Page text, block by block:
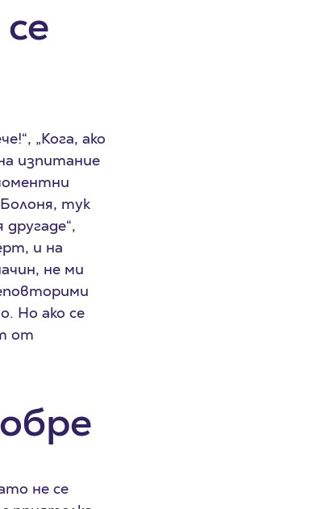
„Кога, ако
изпитание
тук
и на
не ми
Но ако се
от
не се